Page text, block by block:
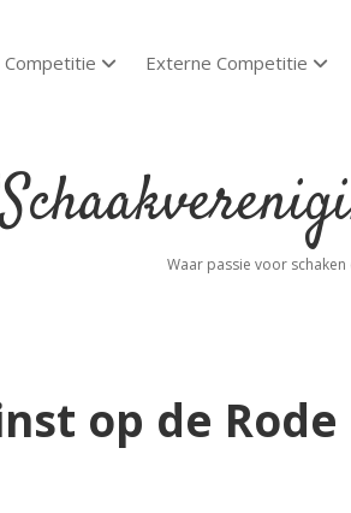
menu open dropdown menu
Externe Competitie
Schaakwoude
Waar passie voor
op de